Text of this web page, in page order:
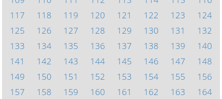
117
118 119 120 121 122 123
124
125
126 127 128 129 130 131
132
133
134 135 136 137 138 139
140
141
142 143 144 145 146 147
148
149
150 151 152 153 154 155
156
157
158 159 160 161 162 163
164